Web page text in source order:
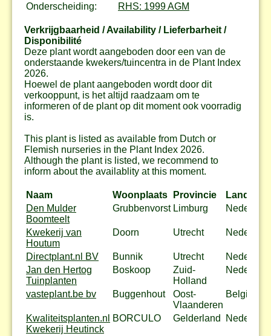
Onderscheiding:
RHS: 1999 AGM
Verkrijgbaarheid / Availability / Lieferbarheit /
Disponibilité
Deze plant wordt aangeboden door een van de
onderstaande kwekers/tuincentra in de Plant Index
2026.
Hoewel de plant aangeboden wordt door dit
verkooppunt, is het altijd raadzaam om te
informeren of de plant op dit moment ook voorradig
is.
This plant is listed as available from Dutch or
Flemish nurseries in the Plant Index 2026.
Although the plant is listed, we recommend to
inform about the availablity at this moment.
Naam Woonplaats Provincie
Land
Den Mulder
Boomteelt
Grubbenvorst Limburg Nederland
Kwekerij van
Houtum
Doorn Utrecht Nederland
Directplant.nl BV Bunnik Utrecht
Nederland
Jan den Hertog
Tuinplanten
Boskoop
Zuid-
Holland
Nederland
vasteplant.be bv Buggenhout
Oost-
Vlaanderen
België
Kwaliteitsplanten.nl
Kwekerij Heutinck
BORCULO Gelderland Nederland